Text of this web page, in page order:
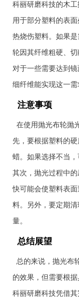
科丽研磨科技的木
用于部分塑料的表
热烧伤塑料。如果
轮因其纤维粗硬、
对于一些需要达到
细纤维能实现这一需
注意事项
在使用抛光布轮抛
先，要根据塑料的
蜡。如果选择不当，
其次，抛光过程中
快可能会使塑料表
料。另外，要定期
量。
总结展望
总的来说，抛光布
的效果，但需要根
科丽研磨科技凭借